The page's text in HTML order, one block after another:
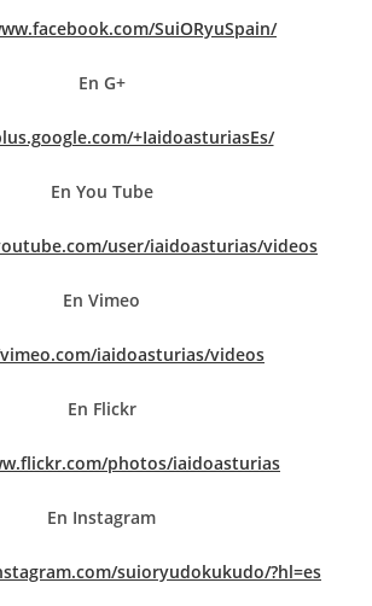
SuiORyuSpain/
En G+
+IaidoasturiasEs/
En You Tube
user/iaidoasturias/videos
En Vimeo
iaidoasturias/videos
En Flickr
photos/iaidoasturias
En Instagram
suioryudokukudo/?hl=es